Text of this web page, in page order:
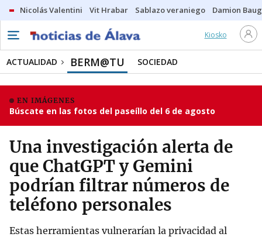
Nicolás Valentini Vit Hrabar Sablazo veraniego Damion
Kiosko
ACTUALIDAD BERM@TU SOCIEDAD
EN IMÁGENES
Búscate en las fotos del paseíllo del 6 de agosto
Una investigación alerta de
que ChatGPT y Gemini
podrían filtrar números de
teléfono personales
Estas herramientas vulnerarían la privacidad al